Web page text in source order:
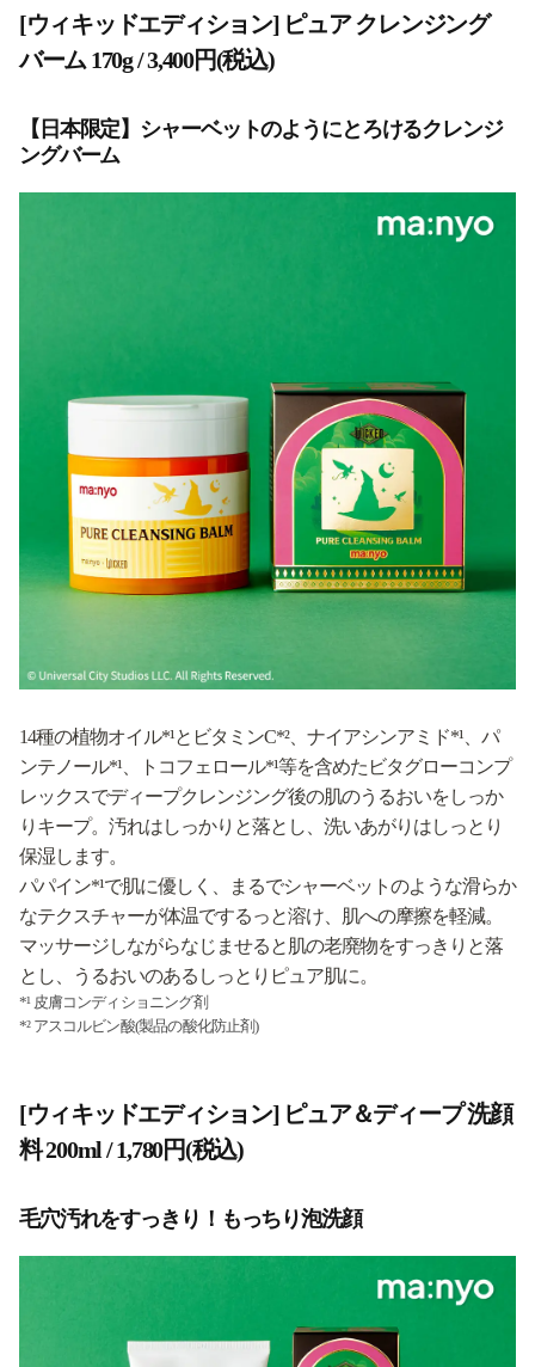
[ウィキッドエディション] ピュア クレンジング
バーム 170g / 3,400円(税込)
【日本限定】シャーベットのようにとろけるクレンジ
ングバーム
14種の植物オイル*¹とビタミンC*²、ナイアシンアミド*¹、パ
ンテノール*¹、トコフェロール*¹等を含めたビタグローコンプ
レックスでディープクレンジング後の肌のうるおいをしっか
りキープ。汚れはしっかりと落とし、洗いあがりはしっとり
保湿します。
パパイン*¹で肌に優しく、まるでシャーベットのような滑らか
なテクスチャーが体温でするっと溶け、肌への摩擦を軽減。
マッサージしながらなじませると肌の老廃物をすっきりと落
とし、うるおいのあるしっとりピュア肌に。
*¹ 皮膚コンディショニング剤
*² アスコルビン酸(製品の酸化防止剤)
[ウィキッドエディション] ピュア＆ディープ 洗顔
料 200ml / 1,780円(税込)
毛穴汚れをすっきり！もっちり泡洗顔